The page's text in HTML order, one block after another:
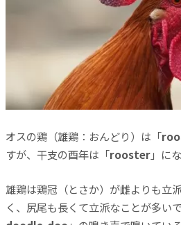
オスの鶏（雄鶏：おんどり）は「
すが、干支の酉年は「rooster」に
雄鶏は鶏冠（とさか）が雌よりも立
く、尻尾も長くて立派なことが多い